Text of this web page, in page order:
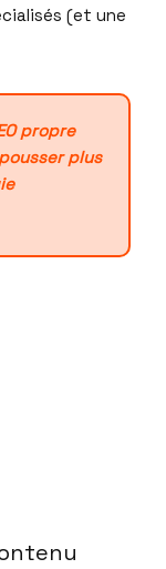
(et une
propre
plus